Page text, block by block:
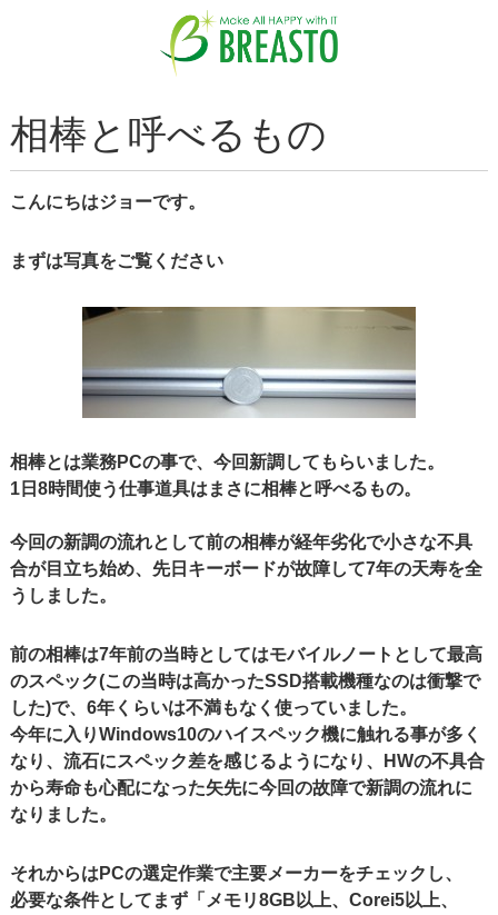
相棒と呼べるもの
こんにちはジョーです。
まずは写真をご覧ください
相棒とは業務PCの事で、今回新調してもらいました。
1日8時間使う仕事道具はまさに相棒と呼べるもの。
今回の新調の流れとして前の相棒が経年劣化で小さな不具
合が目立ち始め、先日キーボードが故障して7年の天寿を全
うしました。
前の相棒は7年前の当時としてはモバイルノートとして最高
のスペック(この当時は高かったSSD搭載機種なのは衝撃で
した)で、6年くらいは不満もなく使っていました。
今年に入りWindows10のハイスペック機に触れる事が多く
なり、流石にスペック差を感じるようになり、HWの不具合
から寿命も心配になった矢先に今回の故障で新調の流れに
なりました。
それからはPCの選定作業で主要メーカーをチェックし、
必要な条件としてまず「メモリ8GB以上、Corei5以上、